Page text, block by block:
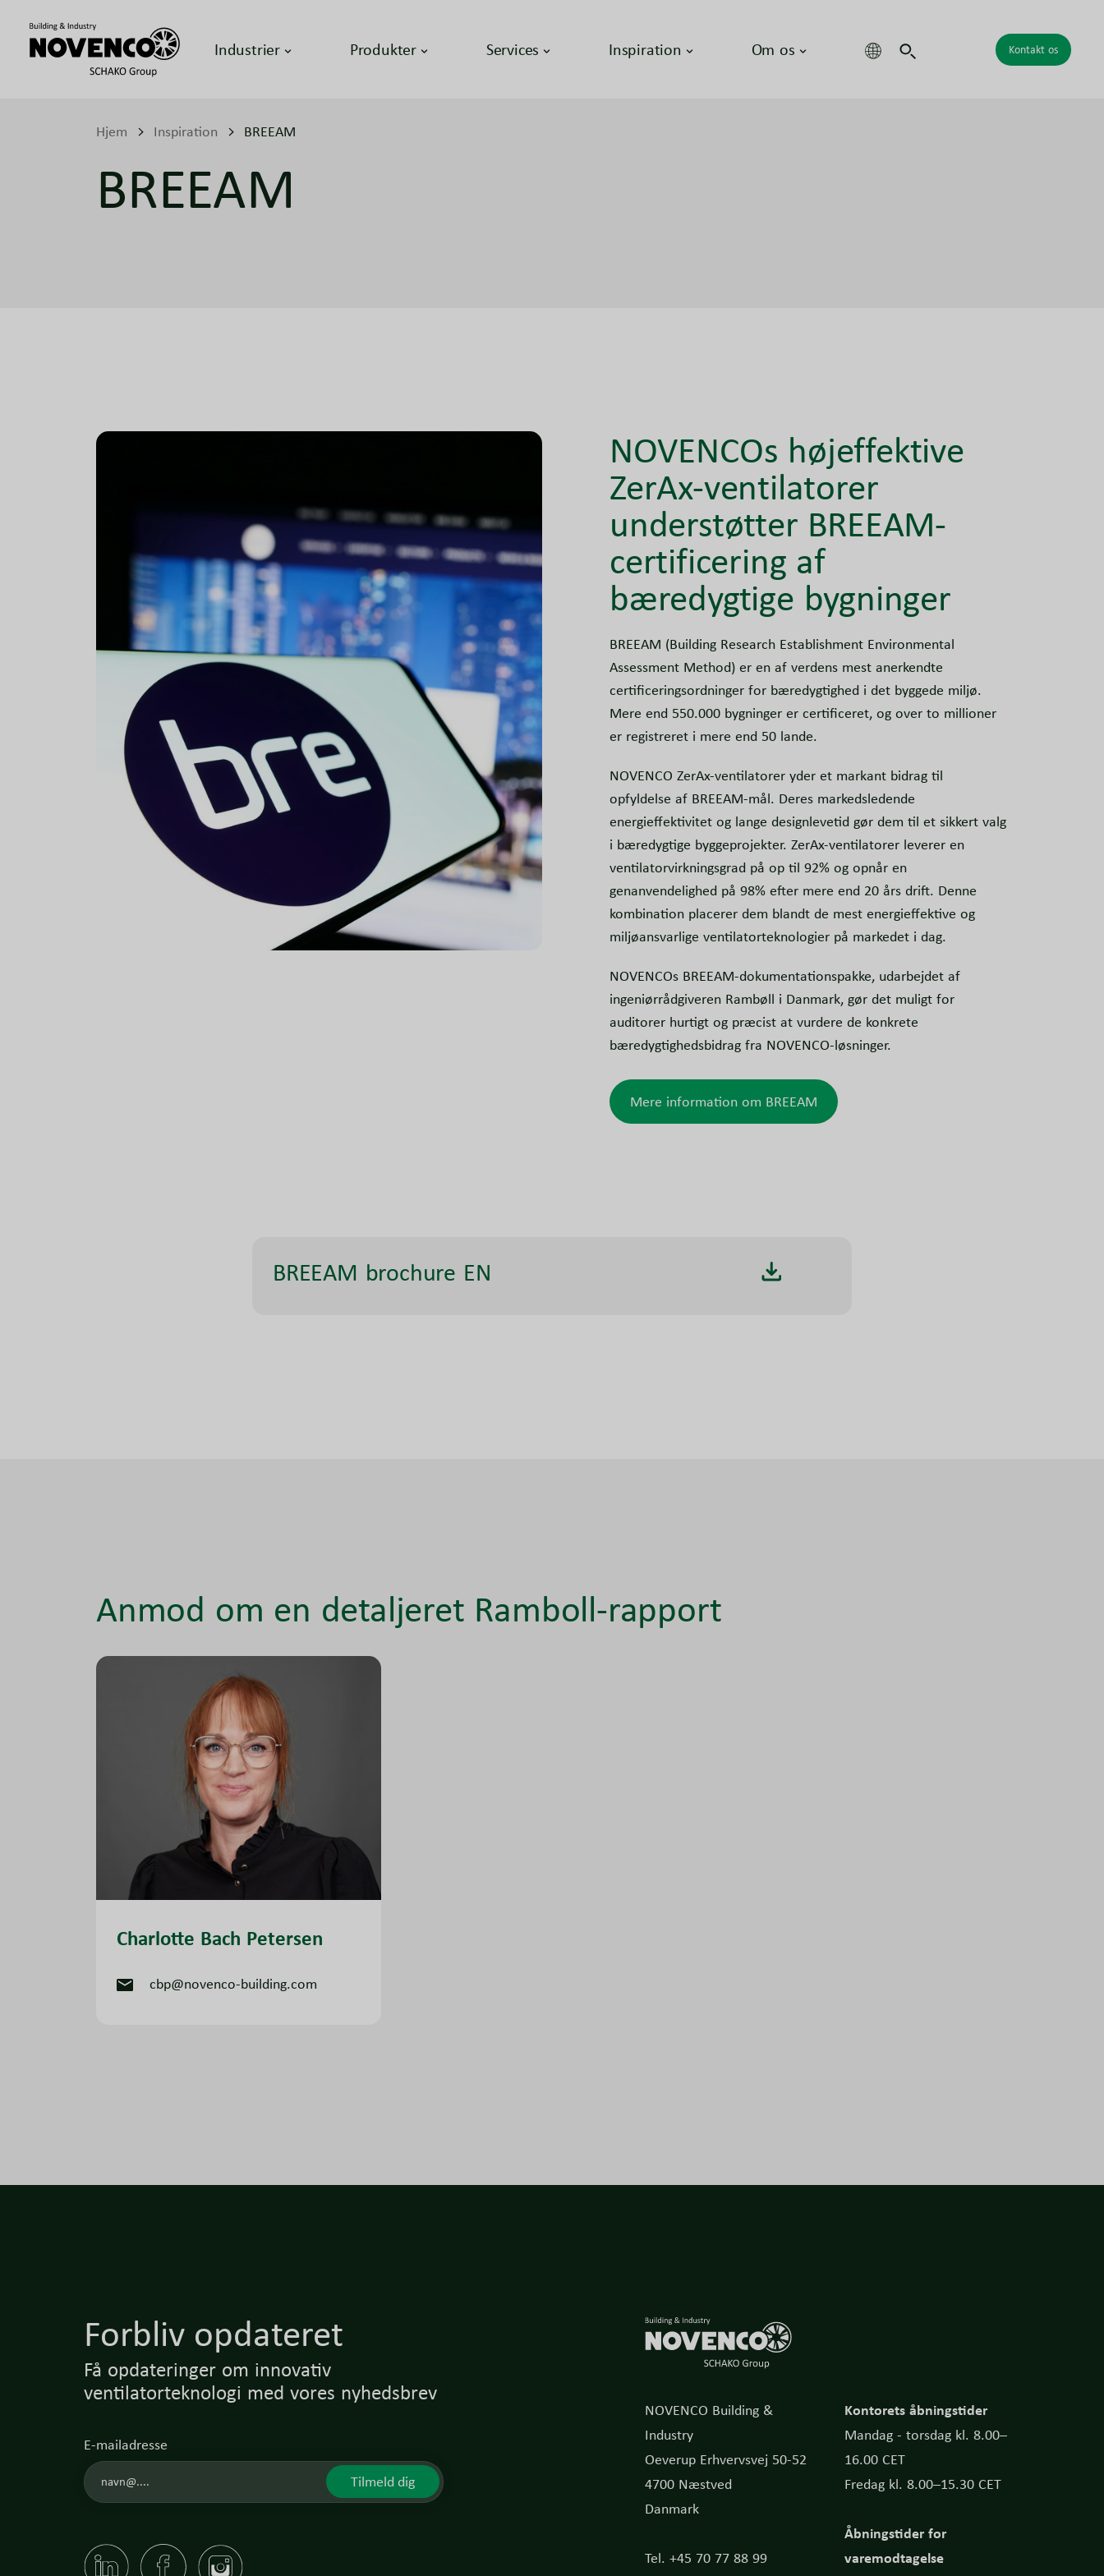
Industrier Produkter Services Inspiration Om os Kontakt os
Hjem Inspiration BREEAM
BREEAM
NOVENCOs højeffektive
ZerAx-ventilatorer
understøtter BREEAM-
certificering af
bæredygtige bygninger
BREEAM (Building Research Establishment Environmental
Assessment Method) er en af verdens mest anerkendte
certificeringsordninger for bæredygtighed i det byggede miljø.
Mere end 550.000 bygninger er certificeret, og over to millioner
er registreret i mere end 50 lande.
NOVENCO ZerAx-ventilatorer yder et markant bidrag til
opfyldelse af BREEAM-mål. Deres markedsledende
energieffektivitet og lange designlevetid gør dem til et sikkert valg
i bæredygtige byggeprojekter. ZerAx-ventilatorer leverer en
ventilatorvirkningsgrad på op til 92% og opnår en
genanvendelighed på 98% efter mere end 20 års drift. Denne
kombination placerer dem blandt de mest energieffektive og
miljøansvarlige ventilatorteknologier på markedet i dag.
NOVENCOs BREEAM-dokumentationspakke, udarbejdet af
ingeniørrådgiveren Rambøll i Danmark, gør det muligt for
auditorer hurtigt og præcist at vurdere de konkrete
bæredygtighedsbidrag fra NOVENCO-løsninger.
Mere information om BREEAM
BREEAM brochure EN
Anmod om en detaljeret Ramboll-rapport
Charlotte Bach Petersen
cbp@novenco-building.com
Forbliv opdateret
Få opdateringer om innovativ
ventilatorteknologi med vores nyhedsbrev
E-mailadresse
Tilmeld dig
NOVENCO Building &
Industry
Oeverup Erhvervsvej 50-52
4700 Næstved
Danmark
Tel. +45 70 77 88 99
Kontorets åbningstider
Mandag - torsdag kl. 8.00–
16.00 CET
Fredag kl. 8.00–15.30 CET
Åbningstider for
varemodtagelse